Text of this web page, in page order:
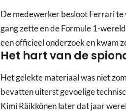
De medewerker besloot Ferrari te
gang zette en de Formule 1-
een officieel onderzoek en kwam
Het hart van de
Het gelekte materiaal was niet
bevatten uiterst gevoelige
Kimi Räikkönen later dat jaar